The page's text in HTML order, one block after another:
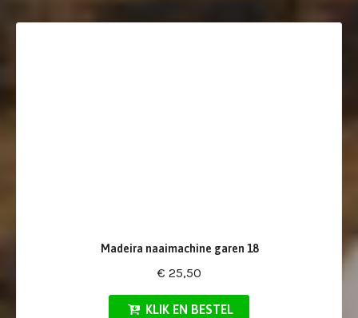
Madeira naaimachine garen 18
€ 25,50
KLIK EN BESTEL